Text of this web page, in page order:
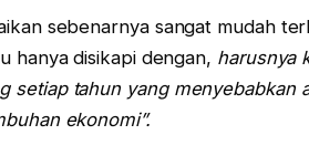
sebenarnya sangat mudah
hanya disikapi dengan, harusnya
setiap tahun yang menyebabkan
ekonomi”.